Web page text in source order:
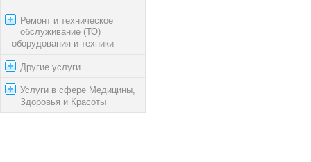
Ремонт и техническое
обслуживание (ТО)
оборудования и техники
Другие услуги
Услуги в сфере Медицины,
Здоровья и Красоты